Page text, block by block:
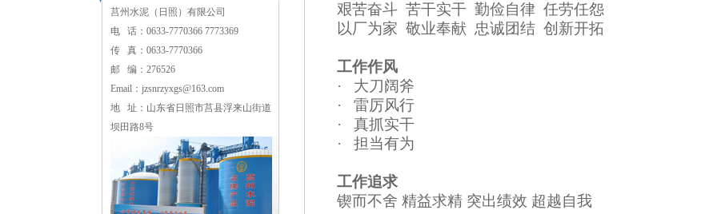
莒州水泥（日照）有限公司
电 话： 0633-7770366 7773369
传 真：0633-7770366
邮 编：276526
Email： jzsnrzyxgs@163.com
地 址：山东省日照市莒县浮来山街道
坝田路8号
艰苦奋斗 苦干实干 勤俭自律 任劳任怨
以厂为家 敬业奉献 忠诚团结 创新开拓
工作作风
· 大刀阔斧
· 雷厉风行
· 真抓实干
· 担当有为
工作追求
锲而不舍 精益求精 突出绩效 超越自我